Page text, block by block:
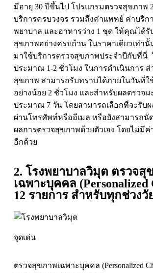
มีอายุ 30 ปีขึ้นไป โปรแกรมตรวจสุขภาพ
บริการครบวงจร รวมถึงค่าแพทย์ ค่าบริก
พยาบาล และอาหารว่าง 1 ชุด ให้คุณได้รั
สุขภาพอย่างครบถ้วน ในราคาเดียวเท่านั้
มาใช้บริการตรวจสุขภาพประจำปีกับที่นี่
ประมาณ 1-2 ชั่วโมง ในการดำเนินการ ส่
สุขภาพ สามารถรับทราบได้ภายในวันที่ใ
อย่างน้อย 2 ชั่วโมง และสำหรับผลตรวจม
ประมาณ 7 วัน โดยสามารถเลือกที่จะรับ
ผ่านโทรศัพท์หรืออีเมล หรือยังสามารถนั
ผลการตรวจสุขภาพด้วยตัวเอง โดยไม่มีค่
อีกด้วย
2. โรงพยาบาลวิมุต ตรวจสุ
เฉพาะบุคคล (Personalized
12 รายการ สำหรับทุกช่วงวั
จุดเด่น
ตรวจสุขภาพเฉพาะบุคคล (Personalized